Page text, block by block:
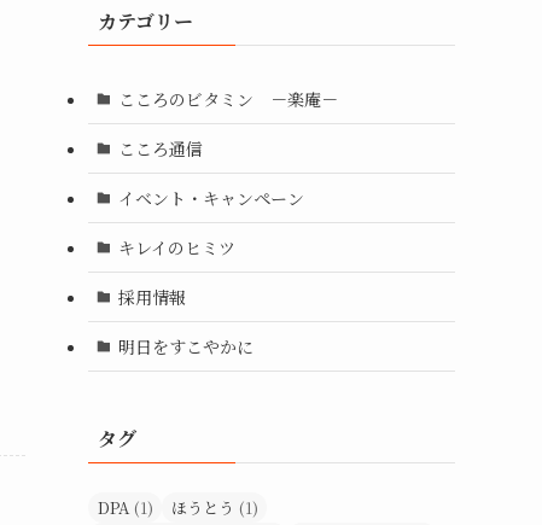
カテゴリー
こころのビタミン －楽庵－
こころ通信
イベント・キャンペーン
キレイのヒミツ
採用情報
明日をすこやかに
タグ
DPA (1) ほうとう (1)